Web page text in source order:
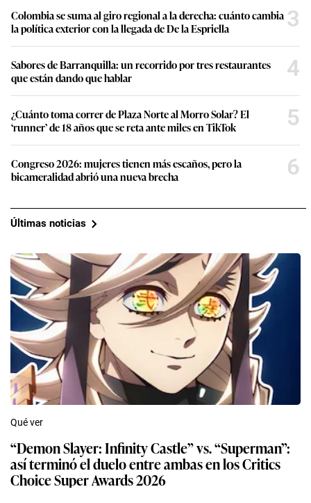
Colombia se suma al giro regional a la derecha: cuánto cambia
la política exterior con la llegada de De la Espriella
3
Sabores de Barranquilla: un recorrido por tres restaurantes
que están dando que hablar
4
¿Cuánto toma correr de Plaza Norte al Morro Solar? El
‘runner’ de 18 años que se reta ante miles en TikTok
5
Congreso 2026: mujeres tienen más escaños, pero la
bicameralidad abrió una nueva brecha
6
Últimas noticias
Qué ver
“Demon Slayer: Infinity Castle” vs. “Superman”:
así terminó el duelo entre ambas en los Critics
Choice Super Awards 2026